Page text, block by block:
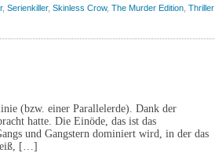
, Serienkiller, Skinless Crow, The Murder Edition Thriller
(bzw. einer Parallelerde). Dank der
hatte. Die Einöde, das ist das
und Gangstern dominiert wird, in der das
[…]